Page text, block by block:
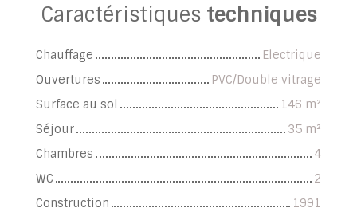
Caractéristiques techniques
Chauffage
Electrique
Ouvertures
PVC/Double vitrage
Surface au sol
146 m²
Séjour
35 m²
Chambres
4
WC
2
Construction
1991